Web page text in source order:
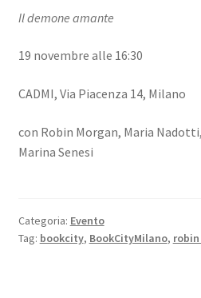
Il demone amante
19 novembre alle 16:30
CADMI, Via Piacenza 14, Milano
con Robin Morgan, Maria
Marina Senesi
Categoria: Evento
Tag: bookcity, BookCityMilano,